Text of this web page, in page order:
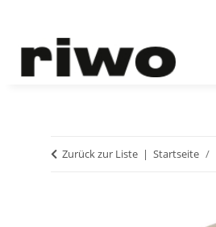
Zurück zur Liste Startseite